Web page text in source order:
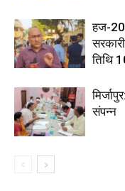
हज-
तिथि
संपन्न